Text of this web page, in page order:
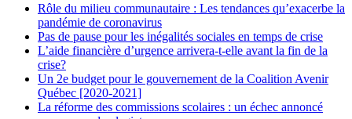
Rôle du milieu communautaire : Les tendances qu’exacerbe la
pandémie de coronavirus
Pas de pause pour les inégalités sociales en temps de crise
L’aide financière d’urgence arrivera-t-elle avant la fin de la
crise?
Un 2e budget pour le gouvernement de la Coalition Avenir
Québec [2020-2021]
La réforme des commissions scolaires : un échec annoncé